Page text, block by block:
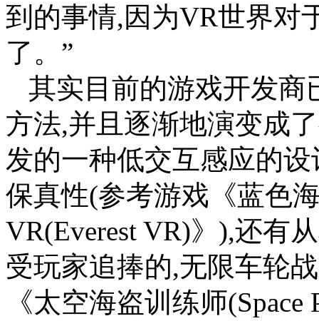
到的事情,因为VR世界对
了。”
其实目前的游戏开发商
方法,并且逐渐地演变成
发的一种低交互感应的
保真性(参考游戏《蓝色
VR(Everest VR)》),还有
受玩家追捧的,无限车轮
《太空海盗训练师